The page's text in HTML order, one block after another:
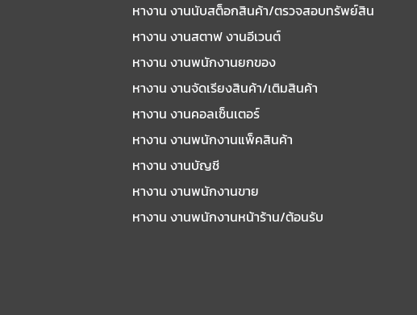
หางาน งานนับสต็อกสินค้า/ตรวจสอบทรัพย์สิน
หางาน งานสตาฟ งานอีเวนต์
หางาน งานพนักงานยกของ
หางาน งานจัดเรียงสินค้า/เติมสินค้า
หางาน งานคอลเซ็นเตอร์
หางาน งานพนักงานแพ็คสินค้า
หางาน งานบัญชี
หางาน งานพนักงานขาย
หางาน งานพนักงานหน้าร้าน/ต้อนรับ